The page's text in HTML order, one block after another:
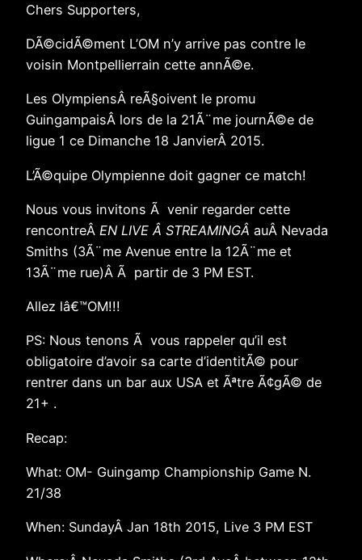
Chers Supporters,
DÃ©cidÃ©ment L’OM n’y arrive pas contre le
voisin Montpellierrain cette annÃ©e.
Les OlympiensÂ reÃ§oivent le promu
GuingampaisÂ lors de la 21Ã¨me journÃ©e de
ligue 1 ce Dimanche 18 JanvierÂ 2015.
L’Ã©quipe Olympienne doit gagner ce match!
Nous vous invitons Ã venir regarder cette
rencontreÂ EN LIVE Â STREAMINGÂ auÂ Nevada
Smiths (3Ã¨me Avenue entre la 12Ã¨me et
13Ã¨me rue)Â Ã partir de 3 PM EST.
Allez lâ€™OM!!!
PS: Nous tenons Ã vous rappeler qu’il est
obligatoire d’avoir sa carte d’identitÃ© pour
rentrer dans un bar aux USA et Ãªtre Ã¢gÃ© de
21+ .
Recap:
What: OM- Guingamp Championship Game N.
21/38
When: SundayÂ Jan 18th 2015, Live 3 PM EST